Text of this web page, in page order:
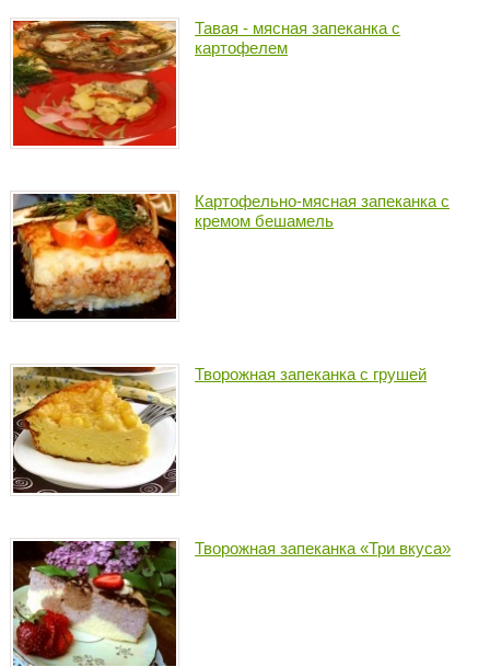
Тавая - мясная запеканка с
картофелем
Картофельно-мясная запеканка с
кремом бешамель
Творожная запеканка с грушей
Творожная запеканка «Три вкуса»